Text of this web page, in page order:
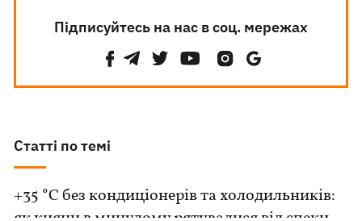
Підписуйтесь на нас в соц. мережах
Статті по темі
+35 °C без кондиціонерів та холодильників: